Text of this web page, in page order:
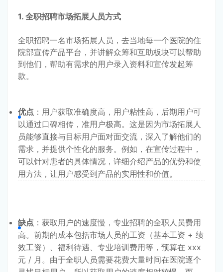
1. 全职招聘市场拓展人员方式
全职招聘一名市场拓展人员，去当地每一个医院的住
院部宣传产品平台，并讲解众筹和互助板块可以帮助
到他们，帮助有需求的用户录入资料和宣传发起筹
款。
优点 ：用户获取准确度高，用户粘性高，后期用户可
以通过口碑相传，准用户极高。这是因为市场拓展人
员能够直接与目标用户面对面交流，深入了解他们的
需求，并提供个性化的服务。例如，在宣传过程中，
可以针对患者的具体情况，详细介绍产品的优势和使
用方法，让用户感受到产品的实用性和价值。
缺点 ：获取用户的速度慢，专业招聘的全职人员费用
高。前期的成本包括市场人员的工资（基本工资 + 绩
效工资）、福利待遇、专业培训费用等，预算在 xxx
元 / 月。由于全职人员需要花费大量时间在医院逐个